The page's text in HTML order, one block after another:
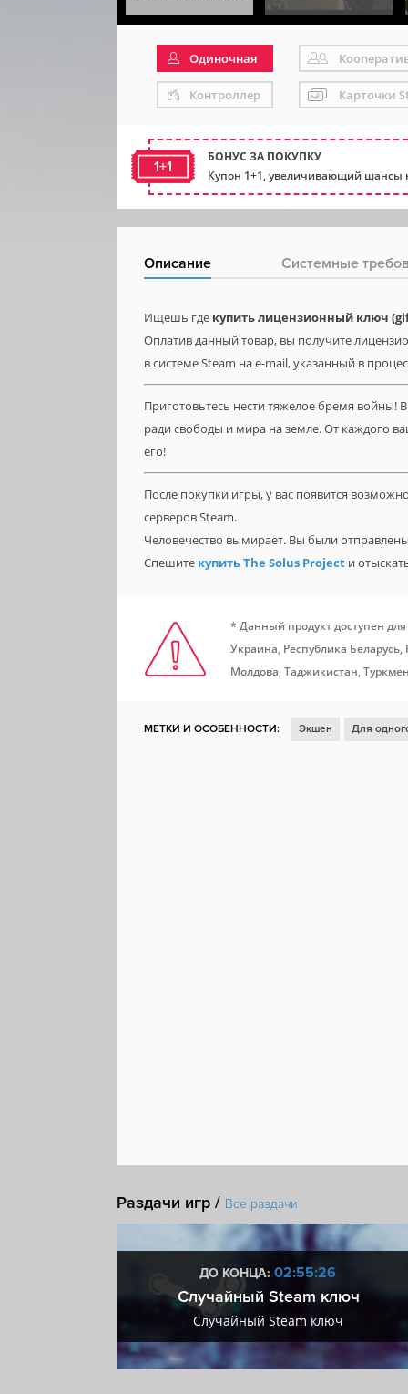
Одиночная
Контроллер Карточки
1+1
БОНУС ЗА ПОКУПКУ
Купон 1+1, увеличивающий шансы
Описание Системные
Ищешь где купить лицензионный ключ
Оплатив данный товар, вы получите
в системе Steam на e-mail, указанный в
Приготовьтесь нести тяжелое бремя войны!
ради свободы и мира на земле. От каждого
его!
После покупки игры, у вас появится
серверов Steam.
Человечество вымирает. Вы были
Спешите купить The Solus Project и
* Данный продукт доступен
Украина, Республика
Молдова, Таджикистан,
МЕТКИ И ОСОБЕННОСТИ: Экшен Для
Раздачи игр / Все раздачи
ДО КОНЦА: 02:55:25
Случайный Steam ключ
Случайный Steam ключ